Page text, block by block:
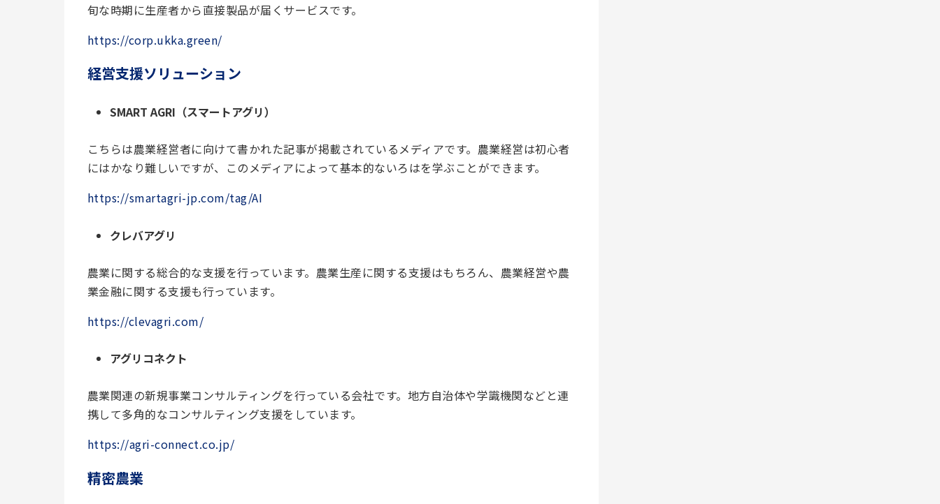
旬な時期に生産者から直接製品が届くサービスです。
https://corp.ukka.green/
経営支援ソリューション
SMART AGRI（スマートアグリ）
こちらは農業経営者に向けて書かれた記事が掲載されているメディアです。農業経営は初心者
にはかなり難しいですが、このメディアによって基本的ないろはを学ぶことができます。
https://smartagri-jp.com/tag/AI
クレバアグリ
農業に関する総合的な支援を行っています。農業生産に関する支援はもちろん、農業経営や農
業金融に関する支援も行っています。
https://clevagri.com/
アグリコネクト
農業関連の新規事業コンサルティングを行っている会社です。地方自治体や学識機関などと連
携して多角的なコンサルティング支援をしています。
https://agri-connect.co.jp/
精密農業